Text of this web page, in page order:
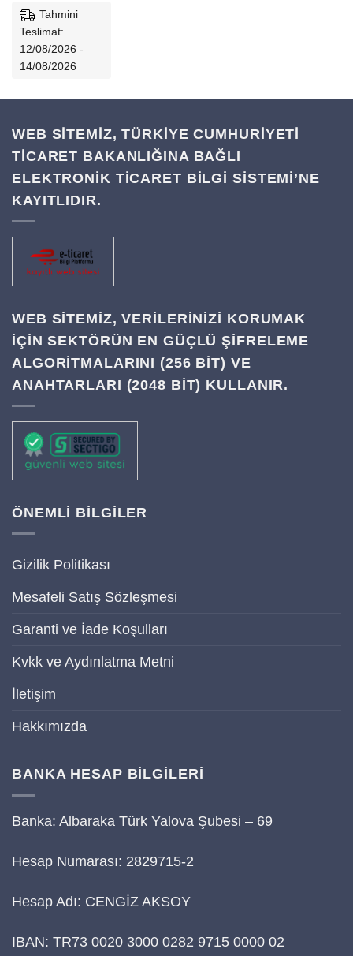
Tahmini
Teslimat:
12/08/2026 -
14/08/2026
WEB SİTEMİZ, TÜRKİYE CUMHURİYETİ
TİCARET BAKANLIĞINA BAĞLI
ELEKTRONİK TİCARET BİLGİ SİSTEMİ’NE
KAYITLIDIR.
WEB SITEMIZ, VERILERINIZI KORUMAK
IÇIN SEKTÖRÜN EN GÜÇLÜ ŞIFRELEME
ALGORITMALARINI (256 BIT) VE
ANAHTARLARI (2048 BIT) KULLANIR.
ÖNEMLİ BİLGİLER
Gizilik Politikası
Mesafeli Satış Sözleşmesi
Garanti ve İade Koşulları
Kvkk ve Aydınlatma Metni
İletişim
Hakkımızda
BANKA HESAP BİLGİLERİ
Banka: Albaraka Türk Yalova Şubesi – 69
Hesap Numarası: 2829715-2
Hesap Adı: CENGİZ AKSOY
IBAN: TR73 0020 3000 0282 9715 0000 02